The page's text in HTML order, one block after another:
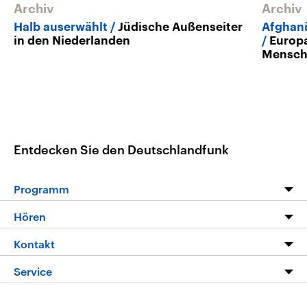
Archiv
Halb auserwählt
Jüdische Außenseiter
in den Niederlanden
Archiv
Entdecken Sie den Deutschlandfunk
Programm
Programm
Die Nachrichten
Nachrichtenleicht
Hören
Livestream
Kontakt
Hörerservice
Service